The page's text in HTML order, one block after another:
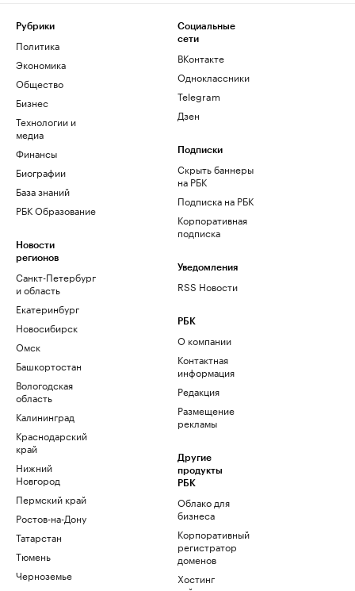
Рубрики
Политика
Экономика
Общество
Бизнес
Технологии и
медиа
Финансы
Биографии
База знаний
РБК Образование
Новости
регионов
Санкт-Петербург
и область
Екатеринбург
Новосибирск
Омск
Башкортостан
Вологодская
область
Калининград
Краснодарский
край
Нижний
Новгород
Пермский край
Ростов-на-Дону
Татарстан
Тюмень
Черноземье
Социальные
сети
ВКонтакте
Одноклассники
Telegram
Дзен
Подписки
Скрыть баннеры
на РБК
Подписка на РБК
Корпоративная
подписка
Уведомления
RSS Новости
РБК
О компании
Контактная
информация
Редакция
Размещение
рекламы
Другие
продукты
РБК
Облако для
бизнеса
Корпоративный
регистратор
доменов
Хостинг